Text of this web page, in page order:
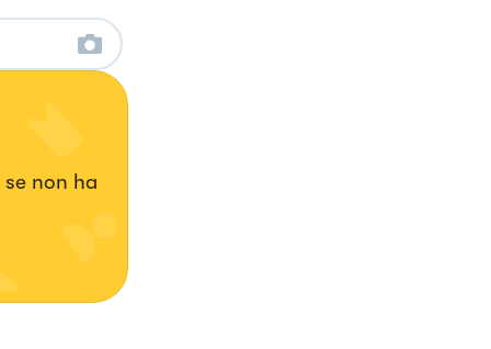
non ha